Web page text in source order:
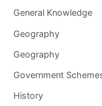
General Knowledge
Geography
Geography
Government
History